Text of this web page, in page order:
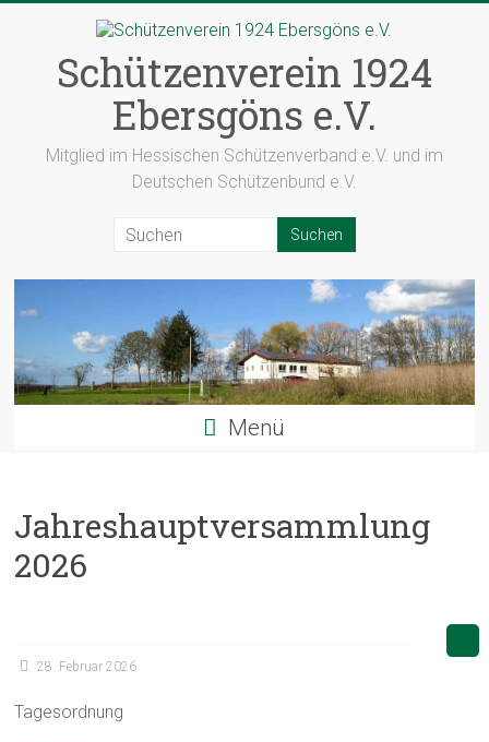
springenSchützenverein 1924
Ebersgöns e.V.
Mitglied im Hessischen Schützenverband e.V. und im
Deutschen Schützenbund e.V.
Menü
Jahreshauptversammlung
2026
28. Februar 2026
Tagesordnung